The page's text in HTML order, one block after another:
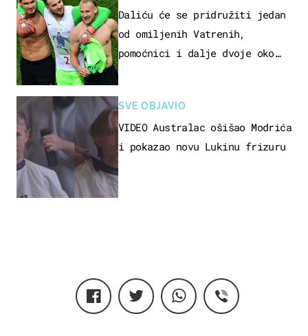
Daliću će se pridružiti jedan
od omiljenih Vatrenih,
pomoćnici i dalje dvoje oko
SVE OBJAVIO
VIDEO Australac ošišao Modrića
i pokazao novu Lukinu frizuru